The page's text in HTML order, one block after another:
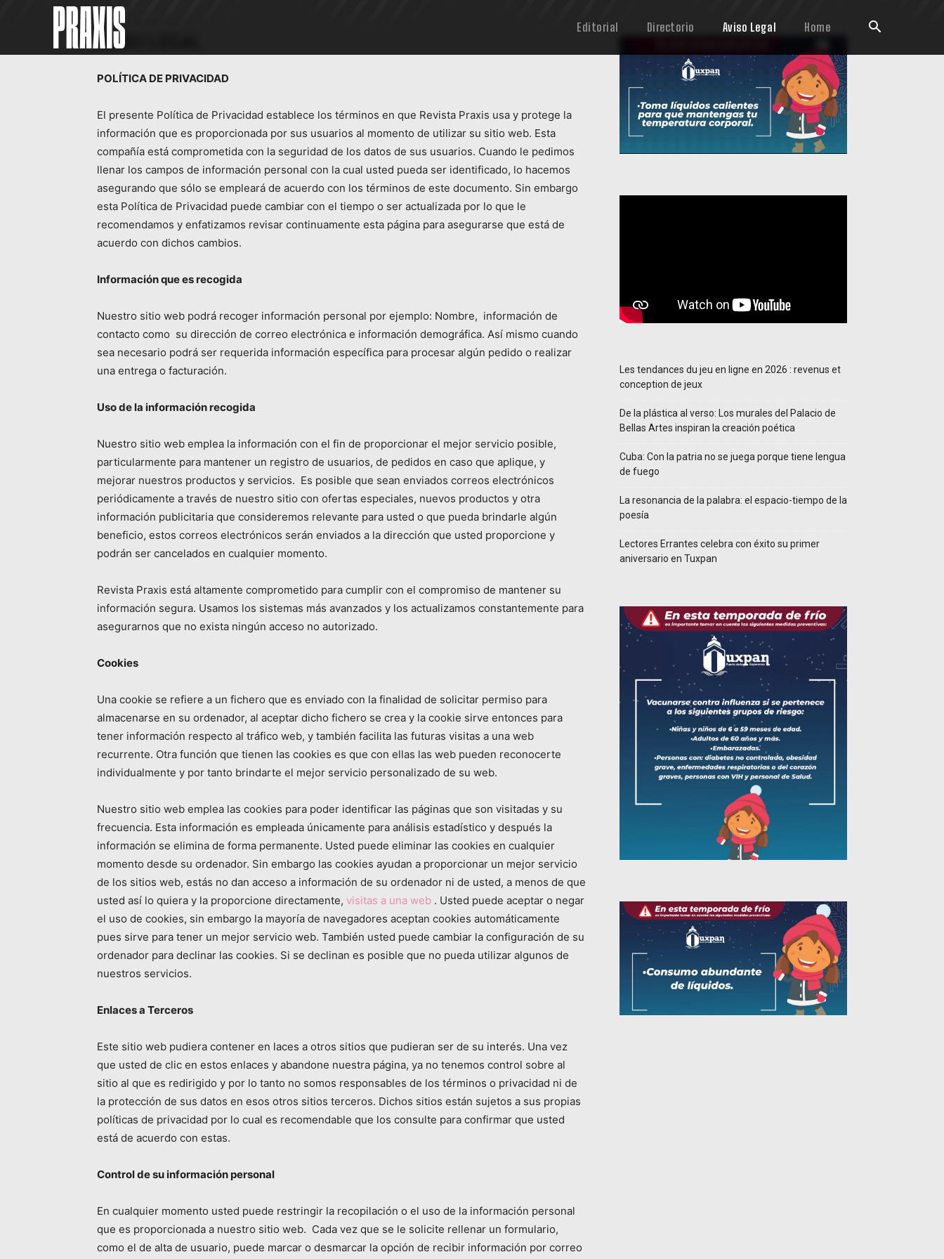
Editorial Directorio Aviso Legal Home
Inicio
AVISO LEGAL
POLÍTICA DE PRIVACIDAD
El presente Política de Privacidad establece los términos en que Revista Praxis usa y protege la
información que es proporcionada por sus usuarios al momento de utilizar su sitio web. Esta
compañía está comprometida con la seguridad de los datos de sus usuarios. Cuando le pedimos
llenar los campos de información personal con la cual usted pueda ser identificado, lo hacemos
asegurando que sólo se empleará de acuerdo con los términos de este documento. Sin embargo
esta Política de Privacidad puede cambiar con el tiempo o ser actualizada por lo que le
recomendamos y enfatizamos revisar continuamente esta página para asegurarse que está de
acuerdo con dichos cambios.
Información que es recogida
Nuestro sitio web podrá recoger información personal por ejemplo: Nombre, información de
contacto como su dirección de correo electrónica e información demográfica. Así mismo cuando
sea necesario podrá ser requerida información específica para procesar algún pedido o realizar
una entrega o facturación.
Uso de la información recogida
Nuestro sitio web emplea la información con el fin de proporcionar el mejor servicio posible,
particularmente para mantener un registro de usuarios, de pedidos en caso que aplique, y
mejorar nuestros productos y servicios. Es posible que sean enviados correos electrónicos
periódicamente a través de nuestro sitio con ofertas especiales, nuevos productos y otra
información publicitaria que consideremos relevante para usted o que pueda brindarle algún
beneficio, estos correos electrónicos serán enviados a la dirección que usted proporcione y
podrán ser cancelados en cualquier momento.
Revista Praxis está altamente comprometido para cumplir con el compromiso de mantener su
información segura. Usamos los sistemas más avanzados y los actualizamos constantemente para
asegurarnos que no exista ningún acceso no autorizado.
Cookies
Una cookie se refiere a un fichero que es enviado con la finalidad de solicitar permiso para
almacenarse en su ordenador, al aceptar dicho fichero se crea y la cookie sirve entonces para
tener información respecto al tráfico web, y también facilita las futuras visitas a una web
recurrente. Otra función que tienen las cookies es que con ellas las web pueden reconocerte
individualmente y por tanto brindarte el mejor servicio personalizado de su web.
Nuestro sitio web emplea las cookies para poder identificar las páginas que son visitadas y su
frecuencia. Esta información es empleada únicamente para análisis estadístico y después la
información se elimina de forma permanente. Usted puede eliminar las cookies en cualquier
momento desde su ordenador. Sin embargo las cookies ayudan a proporcionar un mejor servicio
de los sitios web, estás no dan acceso a información de su ordenador ni de usted, a menos de que
usted así lo quiera y la proporcione directamente, visitas a una web . Usted puede aceptar o negar
el uso de cookies, sin embargo la mayoría de navegadores aceptan cookies automáticamente
pues sirve para tener un mejor servicio web. También usted puede cambiar la configuración de su
ordenador para declinar las cookies. Si se declinan es posible que no pueda utilizar algunos de
nuestros servicios.
Enlaces a Terceros
Este sitio web pudiera contener en laces a otros sitios que pudieran ser de su interés. Una vez
que usted de clic en estos enlaces y abandone nuestra página, ya no tenemos control sobre al
sitio al que es redirigido y por lo tanto no somos responsables de los términos o privacidad ni de
la protección de sus datos en esos otros sitios terceros. Dichos sitios están sujetos a sus propias
políticas de privacidad por lo cual es recomendable que los consulte para confirmar que usted
está de acuerdo con estas.
Control de su información personal
En cualquier momento usted puede restringir la recopilación o el uso de la información personal
que es proporcionada a nuestro sitio web. Cada vez que se le solicite rellenar un formulario,
como el de alta de usuario, puede marcar o desmarcar la opción de recibir información por correo
Les tendances du jeu en ligne en 2026 : revenus et
conception de jeux
De la plástica al verso: Los murales del Palacio de
Bellas Artes inspiran la creación poética
Cuba: Con la patria no se juega porque tiene lengua
de fuego
La resonancia de la palabra: el espacio-tiempo de la
poesía
Lectores Errantes celebra con éxito su primer
aniversario en Tuxpan